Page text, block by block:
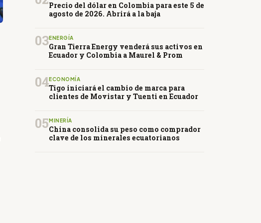
Precio del dólar en Colombia para este 5 de
agosto de 2026. Abrirá a la baja
03ENERGÍA
Gran Tierra Energy venderá sus activos en
Ecuador y Colombia a Maurel & Prom
04ECONOMÍA
Tigo iniciará el cambio de marca para
clientes de Movistar y Tuenti en Ecuador
05 MINERÍA
China consolida su peso como comprador
clave de los minerales ecuatorianos